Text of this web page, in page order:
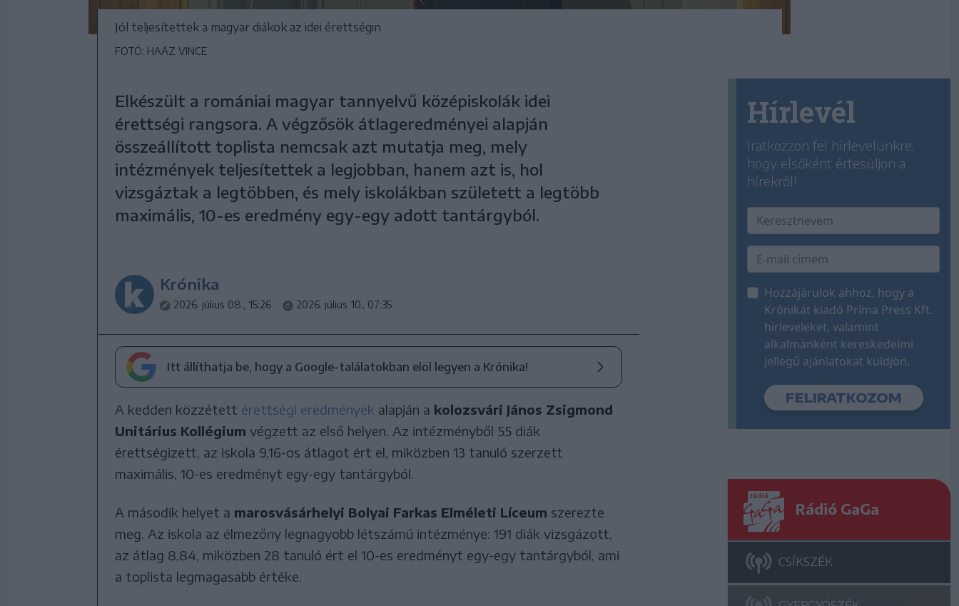
Jól teljesítettek a magyar diákok az idei érettségin
FOTÓ: HAÁZ VINCE
Elkészült a romániai magyar tannyelvű középiskolák idei
érettségi rangsora. A végzősök átlageredményei alapján
összeállított toplista nemcsak azt mutatja meg, mely
intézmények teljesítettek a legjobban, hanem azt is, hol
vizsgáztak a legtöbben, és mely iskolákban született a legtöbb
maximális, 10-es eredmény egy-egy adott tantárgyból.
Krónika
2026. július 08., 15:26 2026. július 10., 07:35
Itt állíthatja be, hogy a Google-találatokban elöl legyen a Krónika!
A kedden közzétett érettségi eredmények alapján a kolozsvári János Zsigmond
Unitárius Kollégium végzett az első helyen. Az intézményből 55 diák
érettségizett, az iskola 9,16-os átlagot ért el, miközben 13 tanuló szerzett
maximális, 10-es eredményt egy-egy tantárgyból.
A második helyet a marosvásárhelyi Bolyai Farkas Elméleti Líceum szerezte
meg. Az iskola az élmezőny legnagyobb létszámú intézménye: 191 diák vizsgázott,
az átlag 8,84, miközben 28 tanuló ért el 10-es eredményt egy-egy tantárgyból, ami
a toplista legmagasabb értéke.
Hírlevél
Iratkozzon fel hírlevelünkre,
hogy elsőként értesüljön a
hírekről!
Hozzájárulok ahhoz, hogy a
Krónikát kiadó Príma Press Kft.
hírleveleket, valamint
alkalmanként kereskedelmi
jellegű ajánlatokat küldjön.
Rádió GaGa
CSÍKSZÉK